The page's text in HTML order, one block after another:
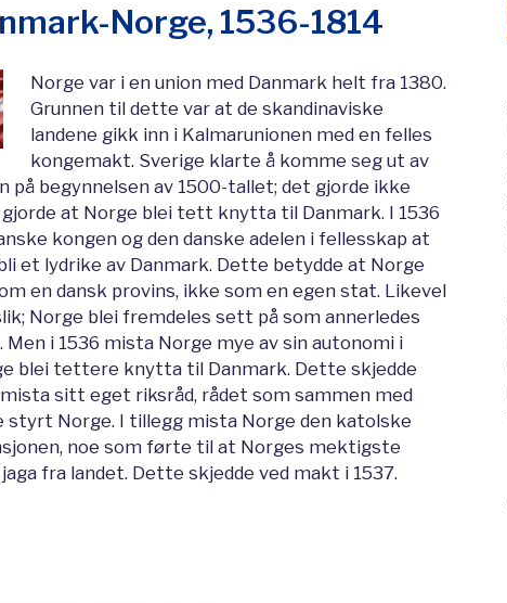
Norge, 1536-1814
Norge var i en union med Danmark helt fra 1380.
Grunnen til dette var at de skandinaviske
landene gikk inn i Kalmarunionen med en felles
kongemakt. Sverige klarte å komme seg ut av
på begynnelsen av 1500-tallet; det gjorde ikke
at Norge blei tett knytta til Danmark. I 1536
kongen og den danske adelen i fellesskap at
et lydrike av Danmark. Dette betydde at Norge
en dansk provins, ikke som en egen stat. Likevel
Norge blei fremdeles sett på som annerledes
Men i 1536 mista Norge mye av sin autonomi i
blei tettere knytta til Danmark. Dette skjedde
sitt eget riksråd, rådet som sammen med
styrt Norge. I tillegg mista Norge den katolske
noe som førte til at Norges mektigste
fra landet. Dette skjedde ved makt i 1537.